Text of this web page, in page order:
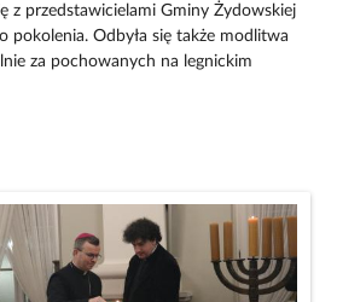
z przedstawicielami Gminy Żydowskiej
pokolenia. Odbyła się także modlitwa
za pochowanych na legnickim